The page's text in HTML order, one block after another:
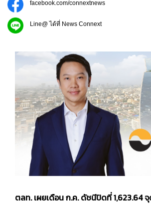
facebook.com/connextnews
Line@ ได้ที่ News Connext
ตลท. เผยเดือน ก.ค. ดัชนีปิดที่ 1,623.64